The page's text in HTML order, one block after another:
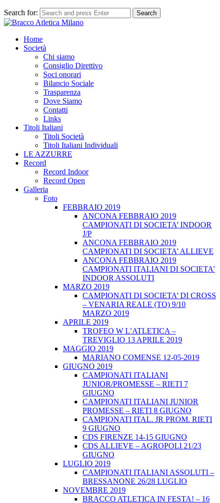
Search for: Search
Home
Società
Chi siamo
Consiglio Direttivo
Soci onorari
Bilancio Sociale
Trasparenza
Dove Siamo
Contatti
Links
Titoli Italiani
Titoli Società
Titoli Italiani Individuali
LE AZZURRE
Record
Record Indoor
Record Open
Galleria
Foto
FEBBRAIO 2019
ANCONA FEBBRAIO 2019
CAMPIONATI DI SOCIETA’ INDOOR
J/P
ANCONA FEBBRAIO 2019
CAMPIONATI DI SOCIETA’ ALLIEVE
ANCONA FEBBRAIO 2019
CAMPIONATI ITALIANI DI SOCIETA’
INDOOR ASSOLUTI
MARZO 2019
CAMPIONATI DI SOCIETA’ DI CROSS
– VENARIA REALE (TO) 9/10
MARZO 2019
APRILE 2019
TROFEO W L’ATLETICA –
TREVIGLIO 13 APRILE 2019
MAGGIO 2019
MARIANO COMENSE 12-05-2019
GIUGNO 2019
CAMPIONATI ITALIANI
JUNIOR/PROMESSE – RIETI 7
GIUGNO
CAMPIONATI ITALIANI JUNIOR
PROMESSE – RIETI 8 GIUGNO
CAMPIONATI ITAL. JR PROM. RIETI
9 GIUGNO
CDS FIRENZE 14-15 GIUGNO
CDS ALLIEVE – AGROPOLI 21/23
GIUGNO
LUGLIO 2019
CAMPIONATI ITALIANI ASSOLUTI –
BRESSANONE 26/28 LUGLIO
NOVEMBRE 2019
BRACCO ATLETICA IN FESTA! – 16